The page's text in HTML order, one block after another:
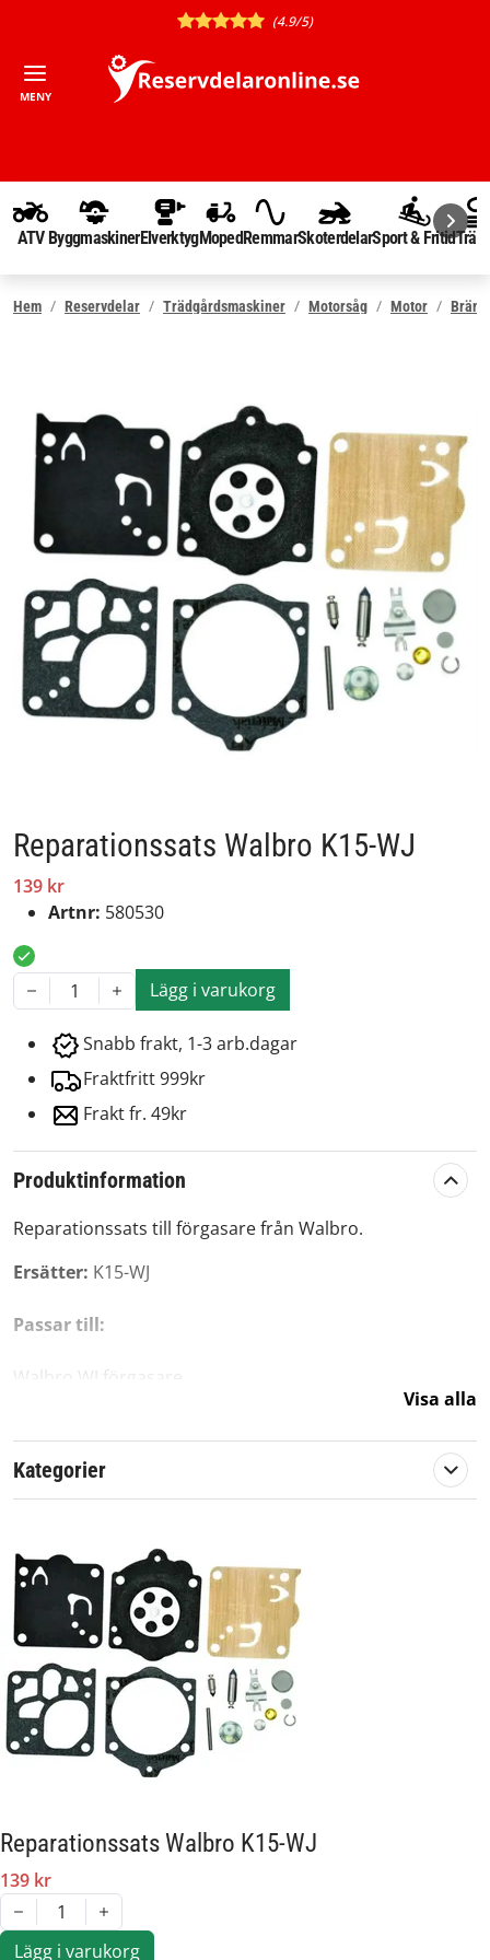
(4.9/5)
MENY
ATV ByggmaskinerElverktygMopedRemmarSkoterdelarSport & Fritid
Hem Reservdelar Trädgårdsmaskiner Motorsåg Motor
Reparationssats Walbro K15-WJ
139 kr
Artnr: 580530
1 Lägg i varukorg
Snabb frakt, 1-3 arb.dagar
Fraktfritt 999kr
Frakt fr. 49kr
Produktinformation
Reparationssats till förgasare från Walbro.
Ersätter: K15-WJ
Passar till:
Walbro WJ förgasare
Artikelnummer:
Visa alla
Kategorier
Reparationssats Walbro K15-WJ
139 kr
1
Lägg i varukorg